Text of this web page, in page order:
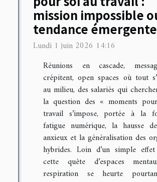
mission impossible
tendance
Lundi 1 juin 2026 14:16
Réunions en cascade,
crépitent, open spaces où tout
au milieu, des salariés qui
la question des « moments
travail s’impose, portée à la
fatigue numérique, la hausse
anxieux et la généralisation des
hybrides. Loin d’un simple
cette quête d’espaces
respiration se heurte